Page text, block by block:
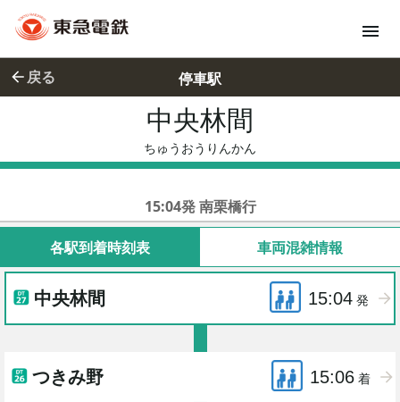
戻る 停車駅
中央林間
ちゅうおうりんかん
15:04発 南栗橋行
各駅到着時刻表 車両混雑情報
中央林間 15:04 発
つきみ野 15:06 着